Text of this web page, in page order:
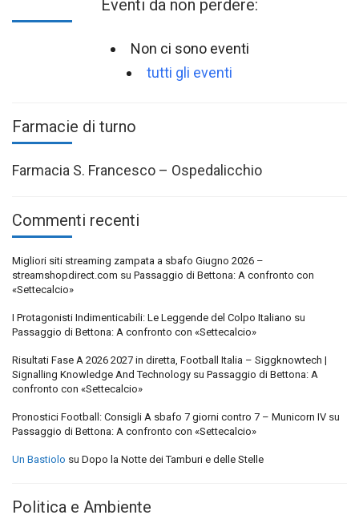
Eventi da non perdere:
Non ci sono eventi
tutti gli eventi
Farmacie di turno
Farmacia S. Francesco – Ospedalicchio
Commenti recenti
Migliori siti streaming zampata a sbafo Giugno 2026 –
streamshopdirect.com su Passaggio di Bettona: A confronto con
«Settecalcio»
I Protagonisti Indimenticabili: Le Leggende del Colpo Italiano su
Passaggio di Bettona: A confronto con «Settecalcio»
Risultati Fase A 2026 2027 in diretta, Football Italia – Siggknowtech |
Signalling Knowledge And Technology su Passaggio di Bettona: A
confronto con «Settecalcio»
Pronostici Football: Consigli A sbafo 7 giorni contro 7 – Municorn IV su
Passaggio di Bettona: A confronto con «Settecalcio»
Un Bastiolo su Dopo la Notte dei Tamburi e delle Stelle
Politica e Ambiente